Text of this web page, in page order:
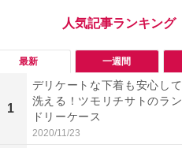
最新 一週間
1
デリケートな下着も安心して
洗える！ツモリチサトのラン
ドリーケース
2020/11/23